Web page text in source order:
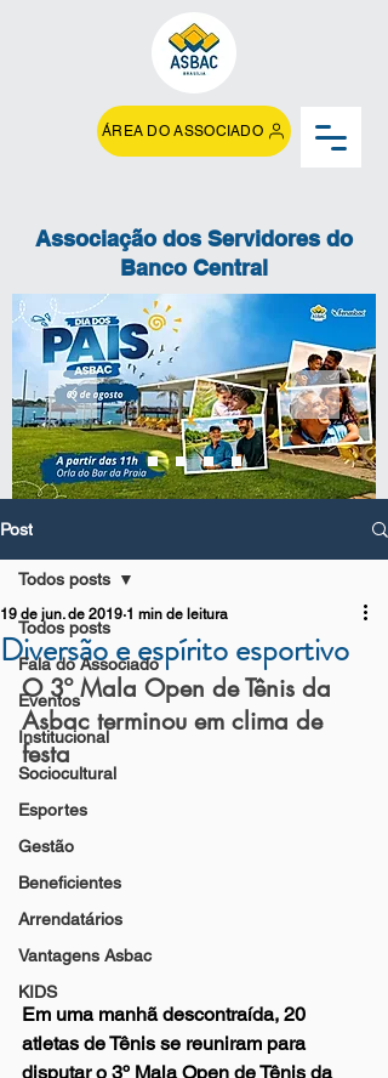
ÁREA DO ASSOCIADO
Associação dos Servidores do
Banco Central
Post
Todos posts
Fala do Associado
Eventos
Institucional
Sociocultural
Esportes
Gestão
Beneficientes
Arrendatários
Vantagens Asbac
KIDS
Todos posts
Diversão e espírito esportivo
19 de jun. de 2019 1 min de leitura
O 3º Mala Open de Tênis da
Asbac terminou em clima de
festa
Em uma manhã descontraída, 20
atletas de Tênis se reuniram para
disputar o 3º Mala Open de Tênis da